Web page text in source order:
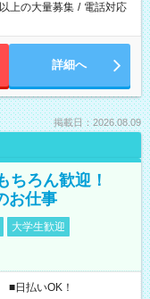
上の大量募集 / 電話対応
詳細へ
掲載日：2026.08.09
ちろん歓迎！
お仕事
大学生歓迎
日払いOK！